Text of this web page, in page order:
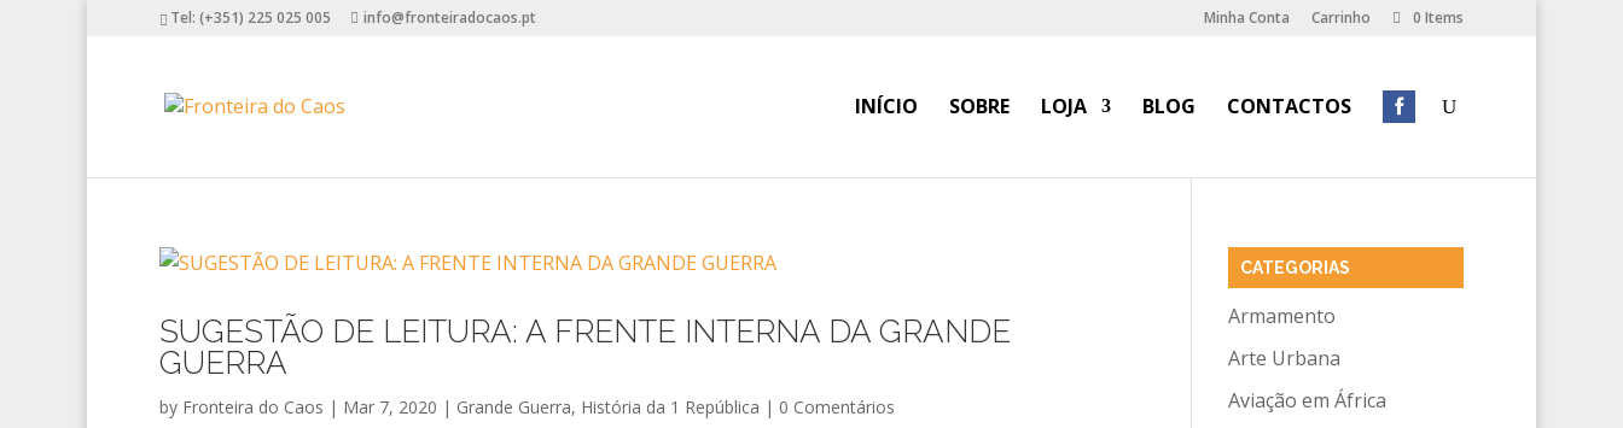
Tel: (+351) 225 025 005 info@fronteiradocaos.pt Minha Conta Carrinho 0 Items
INÍCIO SOBRE LOJA BLOG CONTACTOS
SUGESTÃO DE LEITURA: A FRENTE INTERNA DA GRANDE
GUERRA
by Fronteira do Caos | Mar 7, 2020 | Grande Guerra, História da 1 República | 0 Comentários
CATEGORIAS
Armamento
Arte Urbana
Aviação em África